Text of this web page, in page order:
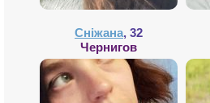
Сніжана, 32
Чернигов